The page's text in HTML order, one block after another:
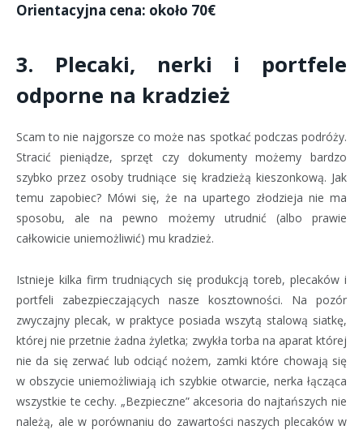
Orientacyjna cena: około 70€
3. Plecaki, nerki i portfele
odporne na kradzież
Scam to nie najgorsze co może nas spotkać podczas podróży.
Stracić pieniądze, sprzęt czy dokumenty możemy bardzo
szybko przez osoby trudniące się kradzieżą kieszonkową. Jak
temu zapobiec? Mówi się, że na upartego złodzieja nie ma
sposobu, ale na pewno możemy utrudnić (albo prawie
całkowicie uniemożliwić) mu kradzież.
Istnieje kilka firm trudniących się produkcją toreb, plecaków i
portfeli zabezpieczających nasze kosztowności. Na pozór
zwyczajny plecak, w praktyce posiada wszytą stalową siatkę,
której nie przetnie żadna żyletka; zwykła torba na aparat której
nie da się zerwać lub odciąć nożem, zamki które chowają się
w obszycie uniemożliwiają ich szybkie otwarcie, nerka łącząca
wszystkie te cechy. „Bezpieczne” akcesoria do najtańszych nie
należą, ale w porównaniu do zawartości naszych plecaków w